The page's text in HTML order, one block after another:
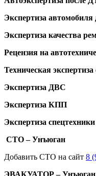
Экспертиза автомобиля
Экспертиза качества
Рецензия на
Техническая
Экспертиза ДВС
Экспертиза КПП
Экспертиза спецтехники
СТО – Унъюган
Добавить СТО на сайт 8
ЭВАКУАТОР – Унъюган